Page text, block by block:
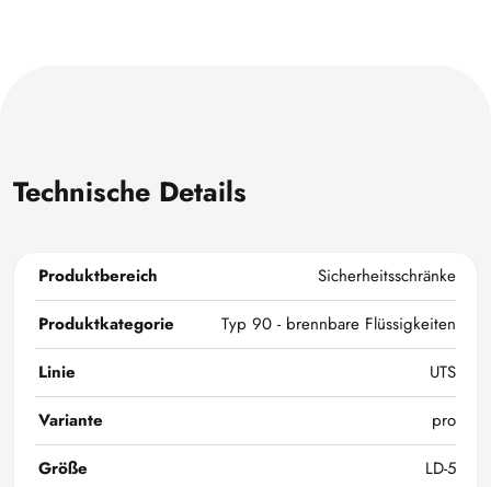
Technische Details
Produktbereich
Sicherheitsschränke
Produktkategorie
Typ 90 - brennbare Flüssigkeiten
Linie
UTS
Variante
pro
Größe
LD-5